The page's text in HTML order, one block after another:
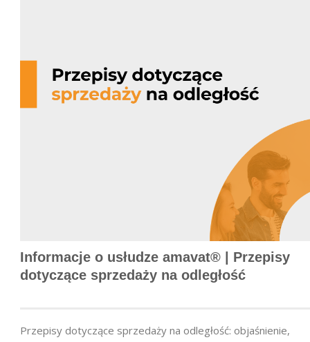
Informacje o usłudze amavat® | Przepisy
dotyczące sprzedaży na odległość
Przepisy dotyczące sprzedaży na odległość: objaśnienie,